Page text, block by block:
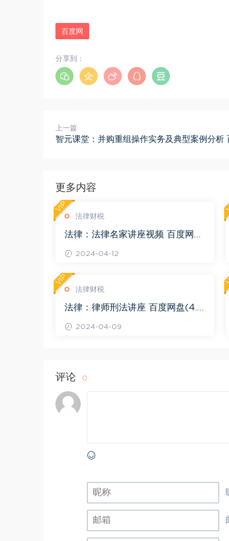
百度网
分享到：
上一篇
智元课堂：并购重组操作实务及典型案例分析
更多内容
法律财税
法律：法律名家讲座视频 百度网盘
2024-04-12
VIP
法律财税
法律：律师刑法讲座 百度网盘(4.0
2024-04-09
VIP
评论 0